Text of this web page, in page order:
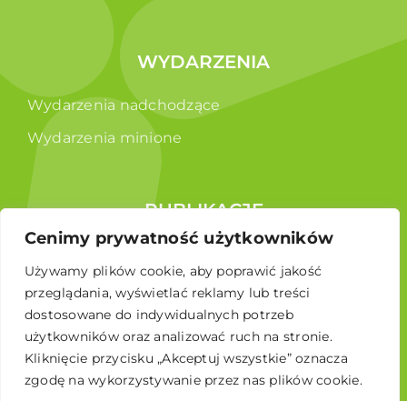
Cenimy prywatność użytkowników
Używamy plików cookie, aby poprawić jakość
przeglądania, wyświetlać reklamy lub treści
dostosowane do indywidualnych potrzeb
użytkowników oraz analizować ruch na stronie.
Kliknięcie przycisku „Akceptuj wszystkie” oznacza
zgodę na wykorzystywanie przez nas plików cookie.
WYDARZENIA
Wydarzenia nadchodzące
Wydarzenia minione
PUBLIKACJE
Broszura edukacyjna